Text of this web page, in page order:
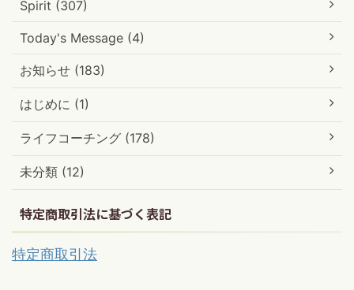
Spirit (307)
Today's Message (4)
お知らせ (183)
はじめに (1)
ライフコーチング (178)
未分類 (12)
特定商取引法に基づく表記
特定商取引法